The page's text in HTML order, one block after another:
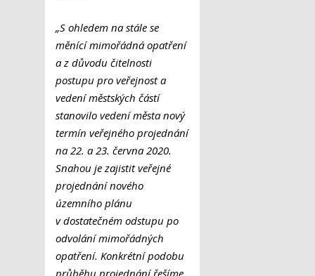
„S ohledem na stále se
měnící mimořádná opatření
a z důvodu čitelnosti
postupu pro veřejnost a
vedení městských částí
stanovilo vedení města nový
termín veřejného projednání
na 22. a 23. června 2020.
Snahou je zajistit veřejné
projednání nového
územního plánu
v dostatečném odstupu po
odvolání mimořádných
opatření. Konkrétní podobu
průběhu projednání řešíme